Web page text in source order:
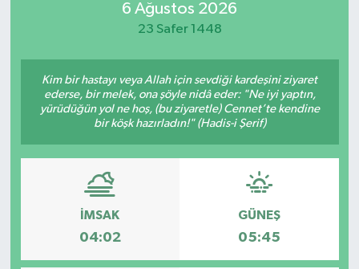
6 Ağustos 2026
23 Safer 1448
Kim bir hastayı veya Allah için sevdiği kardeşini ziyaret
ederse, bir melek, ona şöyle nidâ eder: "Ne iyi yaptın,
yürüdüğün yol ne hoş, (bu ziyaretle) Cennet’te kendine
bir köşk hazırladın!" (Hadis-i Şerif)
İMSAK
04:02
GÜNEŞ
05:45
Magazin
Resmi İlan
Sağlık